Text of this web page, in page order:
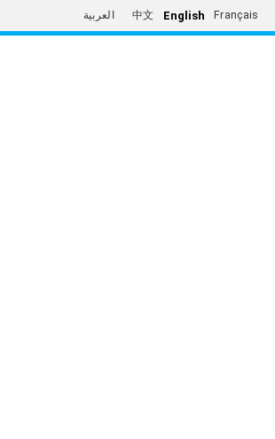
العربية 中文 English Français